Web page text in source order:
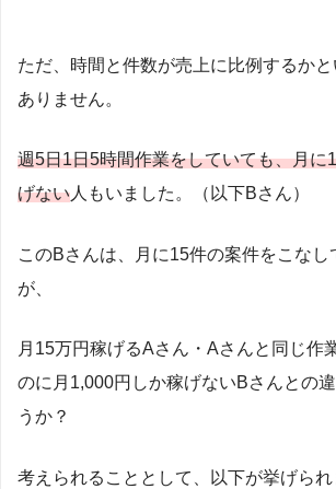
ただ、時間と件数が売上に比例するか
ありません。
週5日1日5時間作業をしていても、月に
げない人もいました。（以下Bさん）
このBさんは、月に15件の案件をこなし
が、
月15万円稼げるAさん・Aさんと同じ作
のに月1,000円しか稼げないBさんとの
うか？
考えられることとして、以下が挙げられ